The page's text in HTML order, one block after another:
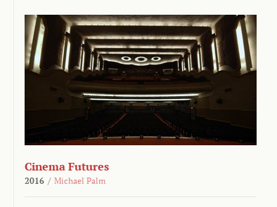
Cinema Futures
2016 / Michael Palm